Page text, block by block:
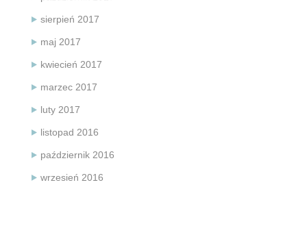
sierpień 2017
maj 2017
kwiecień 2017
marzec 2017
luty 2017
listopad 2016
październik 2016
wrzesień 2016